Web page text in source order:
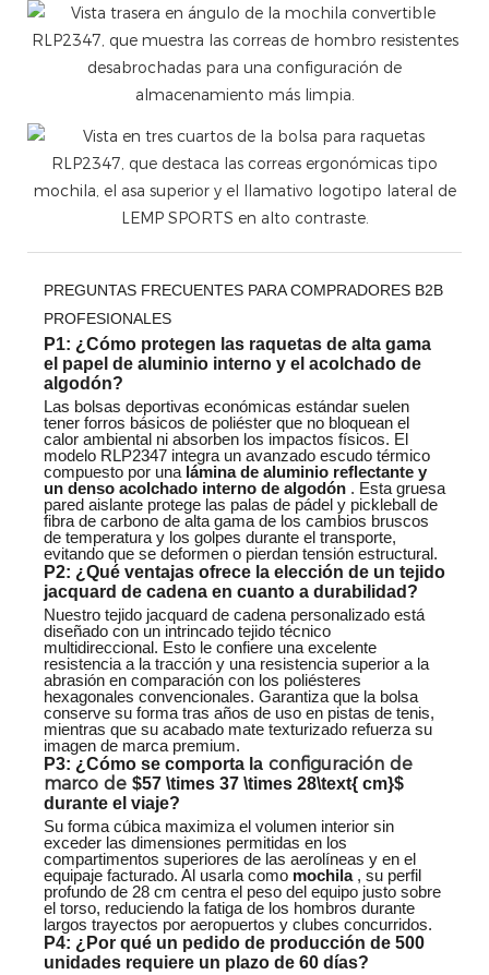
PREGUNTAS FRECUENTES PARA COMPRADORES B2B
PROFESIONALES
P1: ¿Cómo protegen las raquetas de alta gama
el papel de aluminio interno y el acolchado de
algodón?
Las bolsas deportivas económicas estándar suelen
tener forros básicos de poliéster que no bloquean el
calor ambiental ni absorben los impactos físicos. El
modelo RLP2347 integra un avanzado escudo térmico
compuesto por una lámina de aluminio reflectante y
un denso acolchado interno de algodón . Esta gruesa
pared aislante protege las palas de pádel y pickleball de
fibra de carbono de alta gama de los cambios bruscos
de temperatura y los golpes durante el transporte,
evitando que se deformen o pierdan tensión estructural.
P2: ¿Qué ventajas ofrece la elección de un tejido
jacquard de cadena en cuanto a durabilidad?
Nuestro tejido jacquard de cadena personalizado está
diseñado con un intrincado tejido técnico
multidireccional. Esto le confiere una excelente
resistencia a la tracción y una resistencia superior a la
abrasión en comparación con los poliésteres
hexagonales convencionales. Garantiza que la bolsa
conserve su forma tras años de uso en pistas de tenis,
mientras que su acabado mate texturizado refuerza su
imagen de marca premium.
P3: ¿Cómo se comporta la configuración de
marco de $57 \times 37 \times 28\text{ cm}$
durante el viaje?
Su forma cúbica maximiza el volumen interior sin
exceder las dimensiones permitidas en los
compartimentos superiores de las aerolíneas y en el
equipaje facturado. Al usarla como mochila , su perfil
profundo de 28 cm centra el peso del equipo justo sobre
el torso, reduciendo la fatiga de los hombros durante
largos trayectos por aeropuertos y clubes concurridos.
P4: ¿Por qué un pedido de producción de 500
unidades requiere un plazo de 60 días?